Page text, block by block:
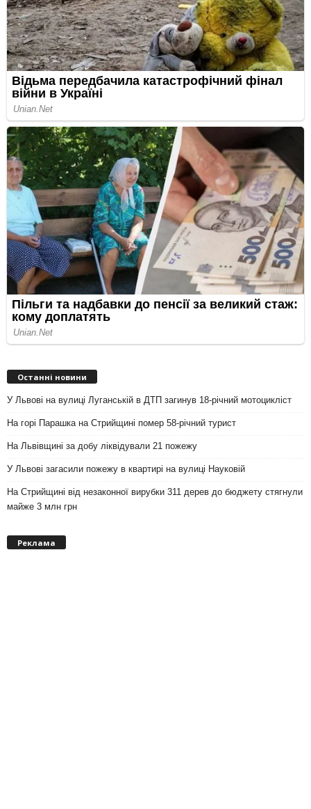
Останні новини
У Львові на вулиці Луганській в ДТП загинув 18-річний мотоцикліст
На горі Парашка на Стрийщині помер 58-річний турист
На Львівщині за добу ліквідували 21 пожежу
У Львові загасили пожежу в квартирі на вулиці Науковій
На Стрийщині від незаконної вирубки 311 дерев до бюджету стягнули
майже 3 млн грн
Реклама